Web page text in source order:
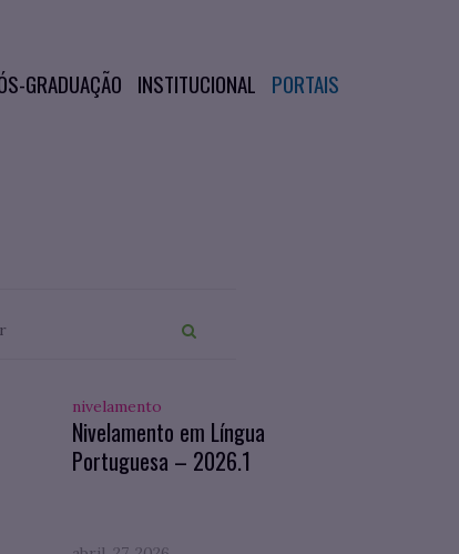
GRADUAÇÃO INSTITUCIONAL PORTAIS
nivelamento
Nivelamento em Língua
Portuguesa – 2026.1